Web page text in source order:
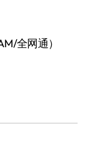
全网通）